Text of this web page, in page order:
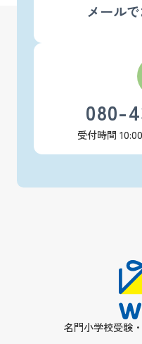
メール
080-
受付時間
名門小学校受験